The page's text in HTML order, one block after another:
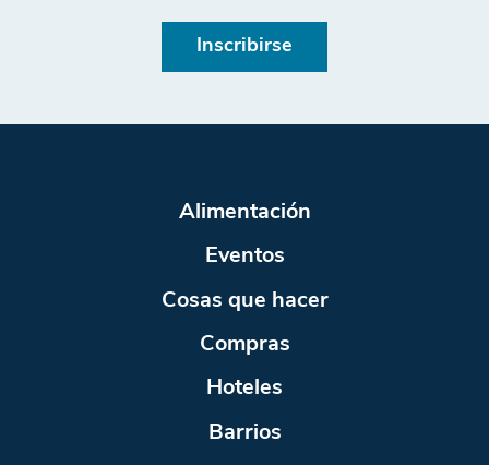
Inscribirse
Alimentación
Eventos
Cosas que hacer
Compras
Hoteles
Barrios